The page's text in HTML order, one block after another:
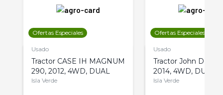
Ofertas Especiales
Usado
Tractor CASE IH MAGNUM
290, 2012, 4WD, DUAL
Isla Verde
Ofertas Especiales
Usado
Tractor John Deere
2014, 4WD, DUAL
Isla Verde